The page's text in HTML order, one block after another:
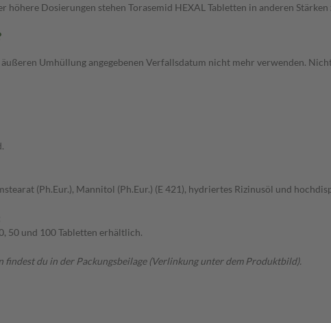
Dosierungen stehen Torasemid HEXAL Tabletten in anderen Stärken
Umhüllung angegebenen Verfallsdatum nicht mehr verwenden.
(Ph.Eur.), Mannitol (Ph.Eur.) (E 421), hydriertes Rizinusöl und
50 und 100 Tabletten erhältlich.
du in der Packungsbeilage (Verlinkung unter dem Produktbild).